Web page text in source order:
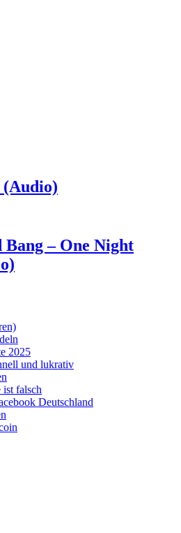
(Audio)
– One Night
2025
und lukrativ
falsch
Deutschland